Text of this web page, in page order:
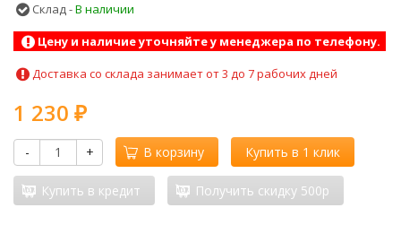
Склад -В наличии
Цену и наличие уточняйте у менеджера по телефону.
Доставка со склада занимает от 3 до 7 рабочих дней
1 230 ₽
- + В корзину Купить в 1 клик
Купить в кредит Получить скидку 500р